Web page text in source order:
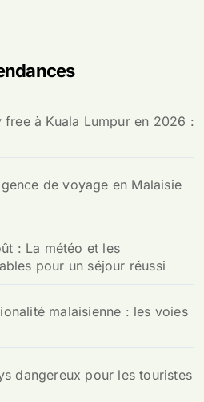
à Kuala Lumpur en 2026 :
de voyage en Malaisie
: La météo et les
pour un séjour réussi
malaisienne : les voies
dangereux pour les touristes